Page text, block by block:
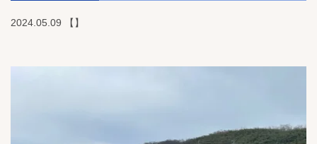
2024.05.09 【】